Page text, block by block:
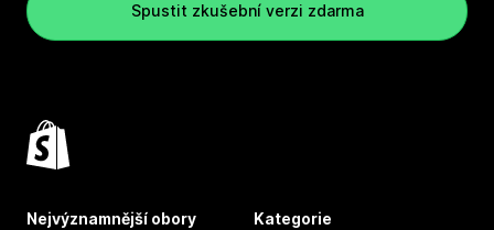
Spustit zkušební verzi zdarma
Nejvýznamnější obory Kategorie